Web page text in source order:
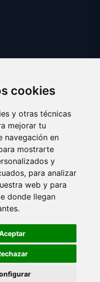
cookies
y otras técnicas
mejorar tu
navegación en
mostrarte
y
para analizar
web y para
donde llegan